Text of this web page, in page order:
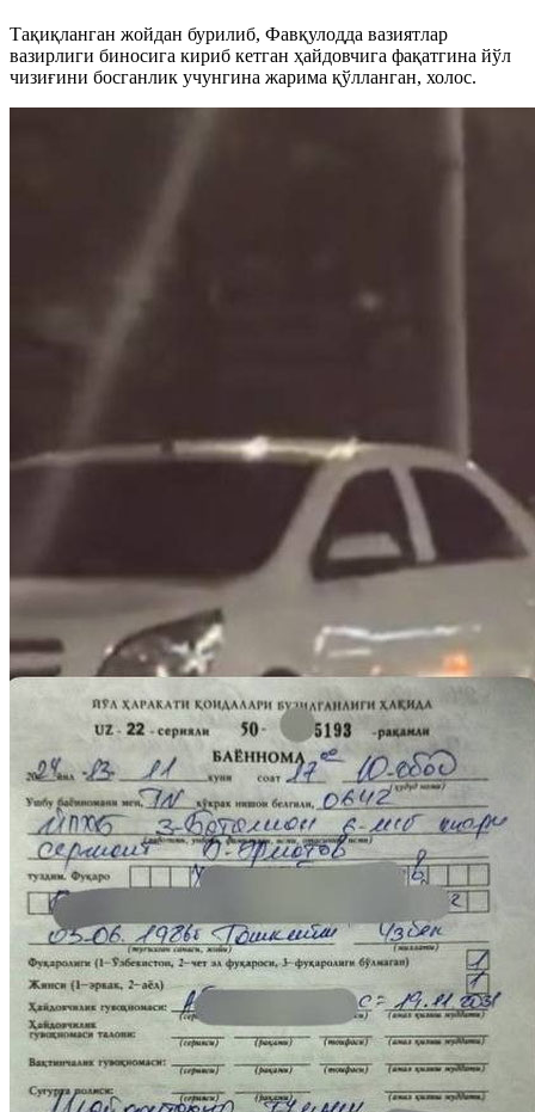
Тақиқланган жойдан бурилиб, Фавқулодда вазиятлар
вазирлиги биносига кириб кетган ҳайдовчига фақатгина йўл
чизиғини босганлик учунгина жарима қўлланган, холос.